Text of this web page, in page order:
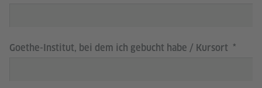
Goethe-Institut, bei dem ich gebucht habe / Kursort